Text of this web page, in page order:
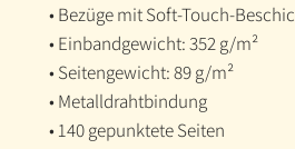
• Bezüge mit Soft-Touch-
• Einbandgewicht: 352 g/m²
• Seitengewicht: 89 g/m²
• Metalldrahtbindung
• 140 gepunktete Seiten